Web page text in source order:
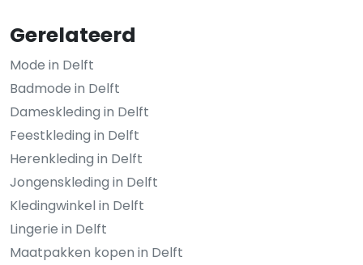
Gerelateerd
Mode in Delft
Badmode in Delft
Dameskleding in Delft
Feestkleding in Delft
Herenkleding in Delft
Jongenskleding in Delft
Kledingwinkel in Delft
Lingerie in Delft
Maatpakken kopen in Delft